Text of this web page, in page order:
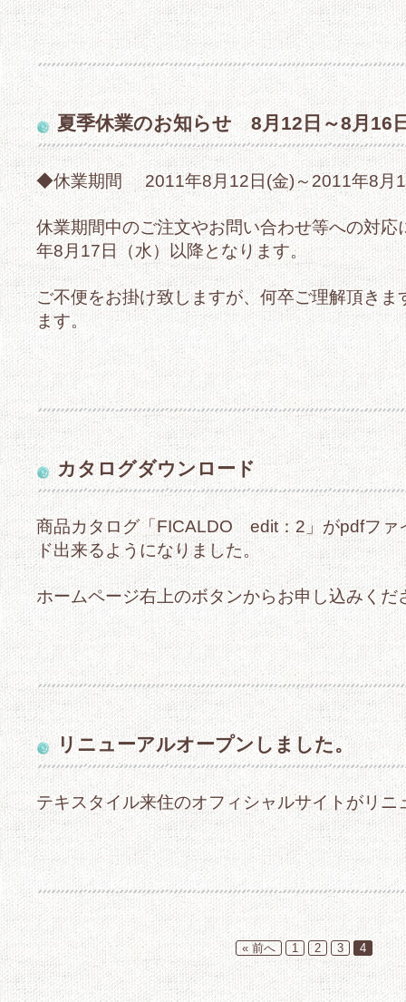
夏季休業のお知らせ 8月12日～8月16
◆休業期間 2011年8月12日(金)～2011年8月
休業期間中のご注文やお問い合わせ等への対応
年8月17日（水）以降となります。
ご不便をお掛け致しますが、何卒ご理解頂きま
ます。
カタログダウンロード
商品カタログ「FICALDO edit：2」がpdfファ
ド出来るようになりました。
ホームページ右上のボタンからお申し込みくだ
リニューアルオープンしました。
テキスタイル来住のオフィシャルサイトがリニ
« 前へ 1 2 3 4